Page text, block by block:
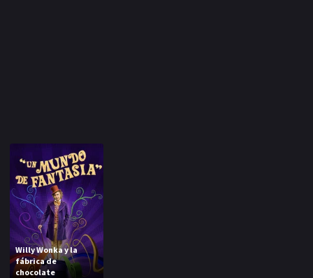
Willy Wonka y la
fábrica de
chocolate